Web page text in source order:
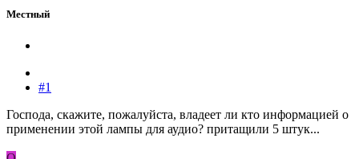
Местный
#1
Господа, скажите, пожалуйста, владеет ли кто информацией о
применении этой лампы для аудио? притащили 5 штук...